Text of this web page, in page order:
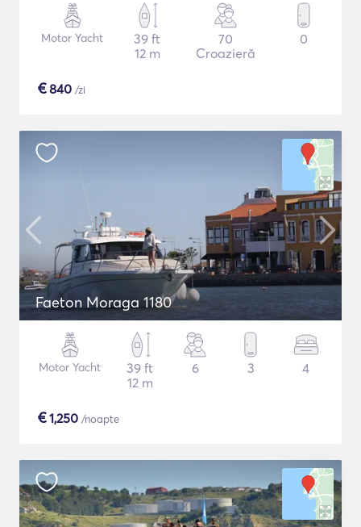
Motor Yacht
39 ft
12 m
70
Croazieră
0
€840 /zi
Faeton Moraga 1180
Motor Yacht
39 ft
12 m
6 3 4
€1,250 /noapte